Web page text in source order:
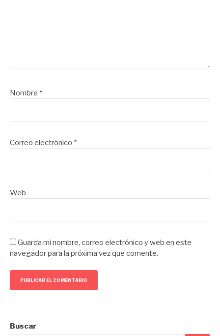
Nombre *
Correo electrónico *
Web
Guarda mi nombre, correo electrónico y web en este
navegador para la próxima vez que comente.
Buscar